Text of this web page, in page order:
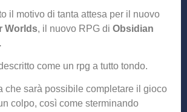
il motivo di tanta attesa per il nuovo
Worlds, il nuovo RPG di Obsidian
come un rpg a tutto tondo.
che sarà possibile completare il gioco
colpo, così come sterminando